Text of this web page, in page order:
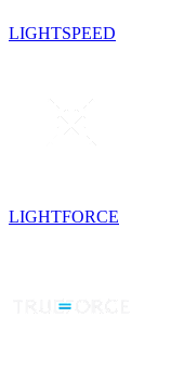
LIGHTSPEED
LIGHTFORCE